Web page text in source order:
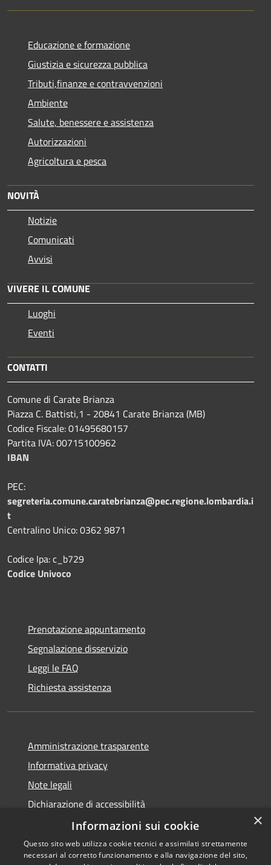
Educazione e formazione
Giustizia e sicurezza pubblica
Tributi,finanze e contravvenzioni
Ambiente
Salute, benessere e assistenza
Autorizzazioni
Agricoltura e pesca
NOVITÀ
Notizie
Comunicati
Avvisi
VIVERE IL COMUNE
Luoghi
Eventi
CONTATTI
Comune di Carate Brianza
Piazza C. Battisti,1 - 20841 Carate Brianza (MB)
Codice Fiscale: 01495680157
Partita IVA: 00715100962
IBAN
PEC:
segreteria.comune.caratebrianza@pec.regione.lombardia.i
t
Centralino Unico: 0362 9871
Codice Ipa: c_b729
Codice Univoco
Prenotazione appuntamento
Segnalazione disservizio
Leggi le FAQ
Richiesta assistenza
Amministrazione trasparente
Informativa privacy
Note legali
Dichiarazione di accessibilità
×
Informazioni sui cookie
Questo sito web utilizza cookie tecnici e assimilati strettamente
necessari al corretto funzionamento e alla navigazione del sito,